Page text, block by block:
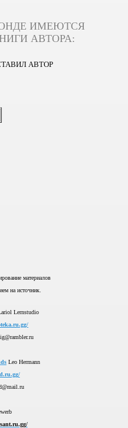
ИМЕЮТСЯ
АВТОРА:
АВТОР
материалов
на источник.
Lernstudio
Leo Hermann